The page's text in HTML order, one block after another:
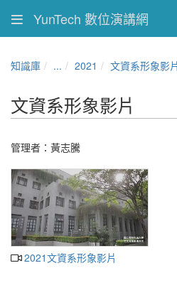
YunTech 數位演講網
知識庫 ... 2021 文資系形象影片
文資系形象影片
管理者：黃志騰
2021文資系形象影片